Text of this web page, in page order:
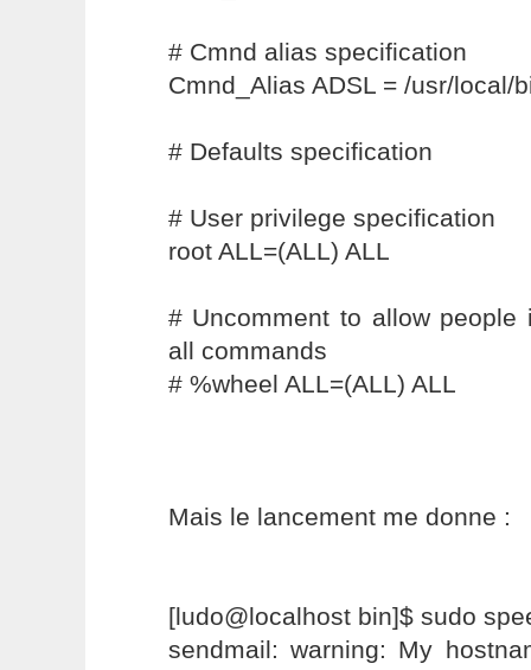
# Cmnd alias specification
Cmnd_Alias ADSL = /usr/local/
# Defaults specification
# User privilege specification
root ALL=(ALL) ALL
# Uncomment to allow
all commands
# %wheel ALL=(ALL) ALL
Mais le lancement me donne :
[ludo@localhost bin]$ sudo
sendmail: warning: My